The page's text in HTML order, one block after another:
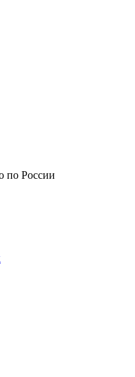
по России